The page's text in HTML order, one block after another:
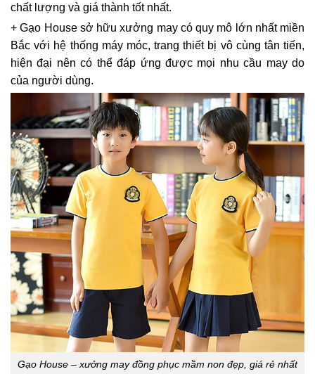
chất lượng và giá thành tốt nhất.
+ Gạo House sở hữu xưởng may có quy mô lớn nhất miền
Bắc với hệ thống máy móc, trang thiết bị vô cùng tân tiến,
hiện đại nên có thể đáp ứng được mọi nhu cầu may do
của người dùng.
Gạo House – xưởng may đồng phục mầm non đẹp, giá rẻ nhất